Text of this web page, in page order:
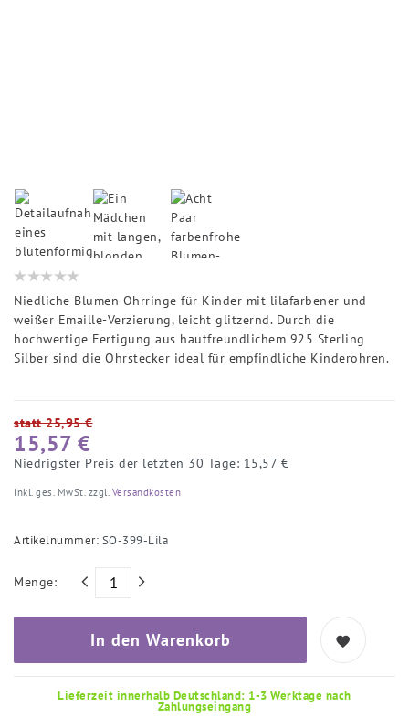
Niedliche Blumen Ohrringe für Kinder mit lilafarbener und
weißer Emaille-Verzierung, leicht glitzernd. Durch die
hochwertige Fertigung aus hautfreundlichem 925 Sterling
Silber sind die Ohrstecker ideal für empfindliche Kinderohren.
statt 25,95 €
15,57 €
Niedrigster Preis der letzten 30 Tage: 15,57 €
inkl. ges. MwSt. zzgl. Versandkosten
Artikelnummer: SO-399-Lila
Menge:
In den Warenkorb
Lieferzeit innerhalb Deutschland: 1-3 Werktage nach
Zahlungseingang